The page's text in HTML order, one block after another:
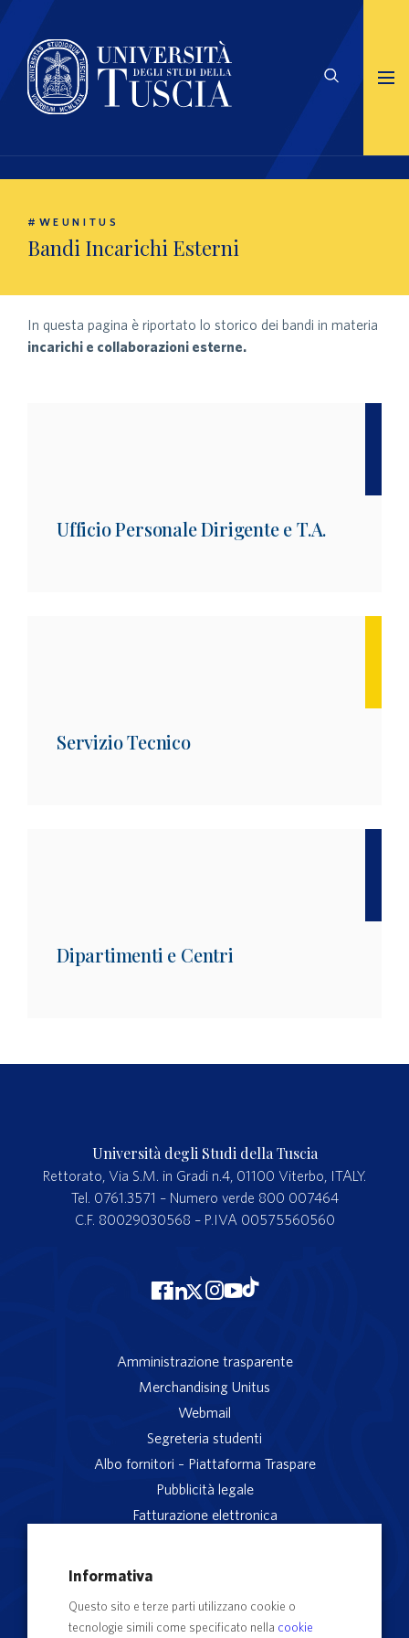
#WEUNITUS
Bandi Incarichi Esterni
In questa pagina è riportato lo storico dei bandi in materia
incarichi e collaborazioni esterne.
Ufficio Personale Dirigente e T.A.
Servizio Tecnico
Dipartimenti e Centri
Università degli Studi della Tuscia
Rettorato, Via S.M. in Gradi n.4, 01100 Viterbo, ITALY.
Tel. 0761.3571 – Numero verde 800 007464
C.F. 80029030568 – P.IVA 00575560560
Amministrazione trasparente
Merchandising Unitus
Webmail
Segreteria studenti
Albo fornitori – Piattaforma Traspare
Pubblicità legale
Fatturazione elettronica
Servizio reclami
Informativa
Questo sito e terze parti utilizzano cookie o
tecnologie simili come specificato nella cookie